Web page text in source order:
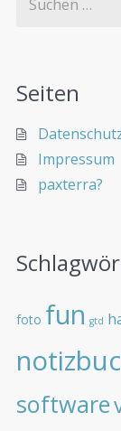
Seiten
Impressum
paxterra?
foto fun gtd
software